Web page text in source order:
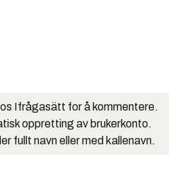
Ifrågasätt for å kommentere.
oppretting av brukerkonto.
fullt navn eller med kallenavn.